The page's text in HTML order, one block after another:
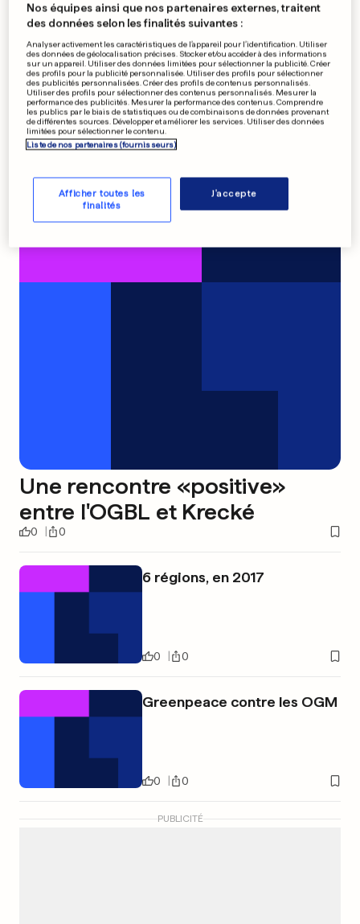
Une rencontre «positive»
entre l'OGBL et Krecké
0 0
6 régions, en 2017
0 0
Greenpeace contre les OGM
0 0
PUBLICITÉ
Nos équipes ainsi que nos partenaires externes, traitent
des données selon les finalités suivantes :
Analyser activement les caractéristiques de l’appareil pour l’identification. Utiliser
des données de géolocalisation précises. Stocker et/ou accéder à des informations
sur un appareil. Utiliser des données limitées pour sélectionner la publicité. Créer
des profils pour la publicité personnalisée. Utiliser des profils pour sélectionner
des publicités personnalisées. Créer des profils de contenus personnalisés.
Utiliser des profils pour sélectionner des contenus personnalisés. Mesurer la
performance des publicités. Mesurer la performance des contenus. Comprendre
les publics par le biais de statistiques ou de combinaisons de données provenant
de différentes sources. Développer et améliorer les services. Utiliser des données
limitées pour sélectionner le contenu.
Liste de nos partenaires (fournisseurs)
Afficher toutes les
finalités
J'accepte